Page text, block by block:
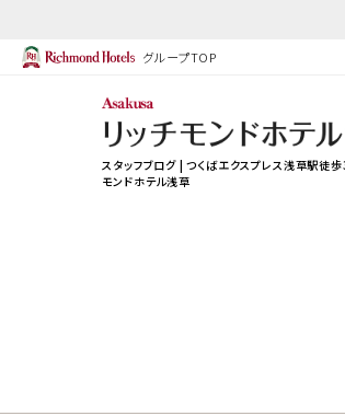
グループTOP
スタッフブログ | つくばエクスプレス浅草駅徒歩
モンドホテル浅草